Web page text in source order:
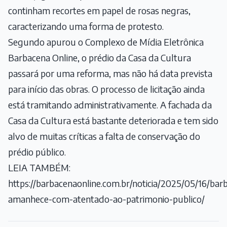
continham recortes em papel de rosas negras,
caracterizando uma forma de protesto.
Segundo apurou o Complexo de Mídia Eletrônica
Barbacena Online, o prédio da Casa da Cultura
passará por uma reforma, mas não há data prevista
para início das obras. O processo de licitação ainda
está tramitando administrativamente. A fachada da
Casa da Cultura está bastante deteriorada e tem sido
alvo de muitas críticas a falta de conservação do
prédio público.
LEIA TAMBÉM:
https://barbacenaonline.com.br/noticia/2025/05/16/
amanhece-com-atentado-ao-patrimonio-publico/